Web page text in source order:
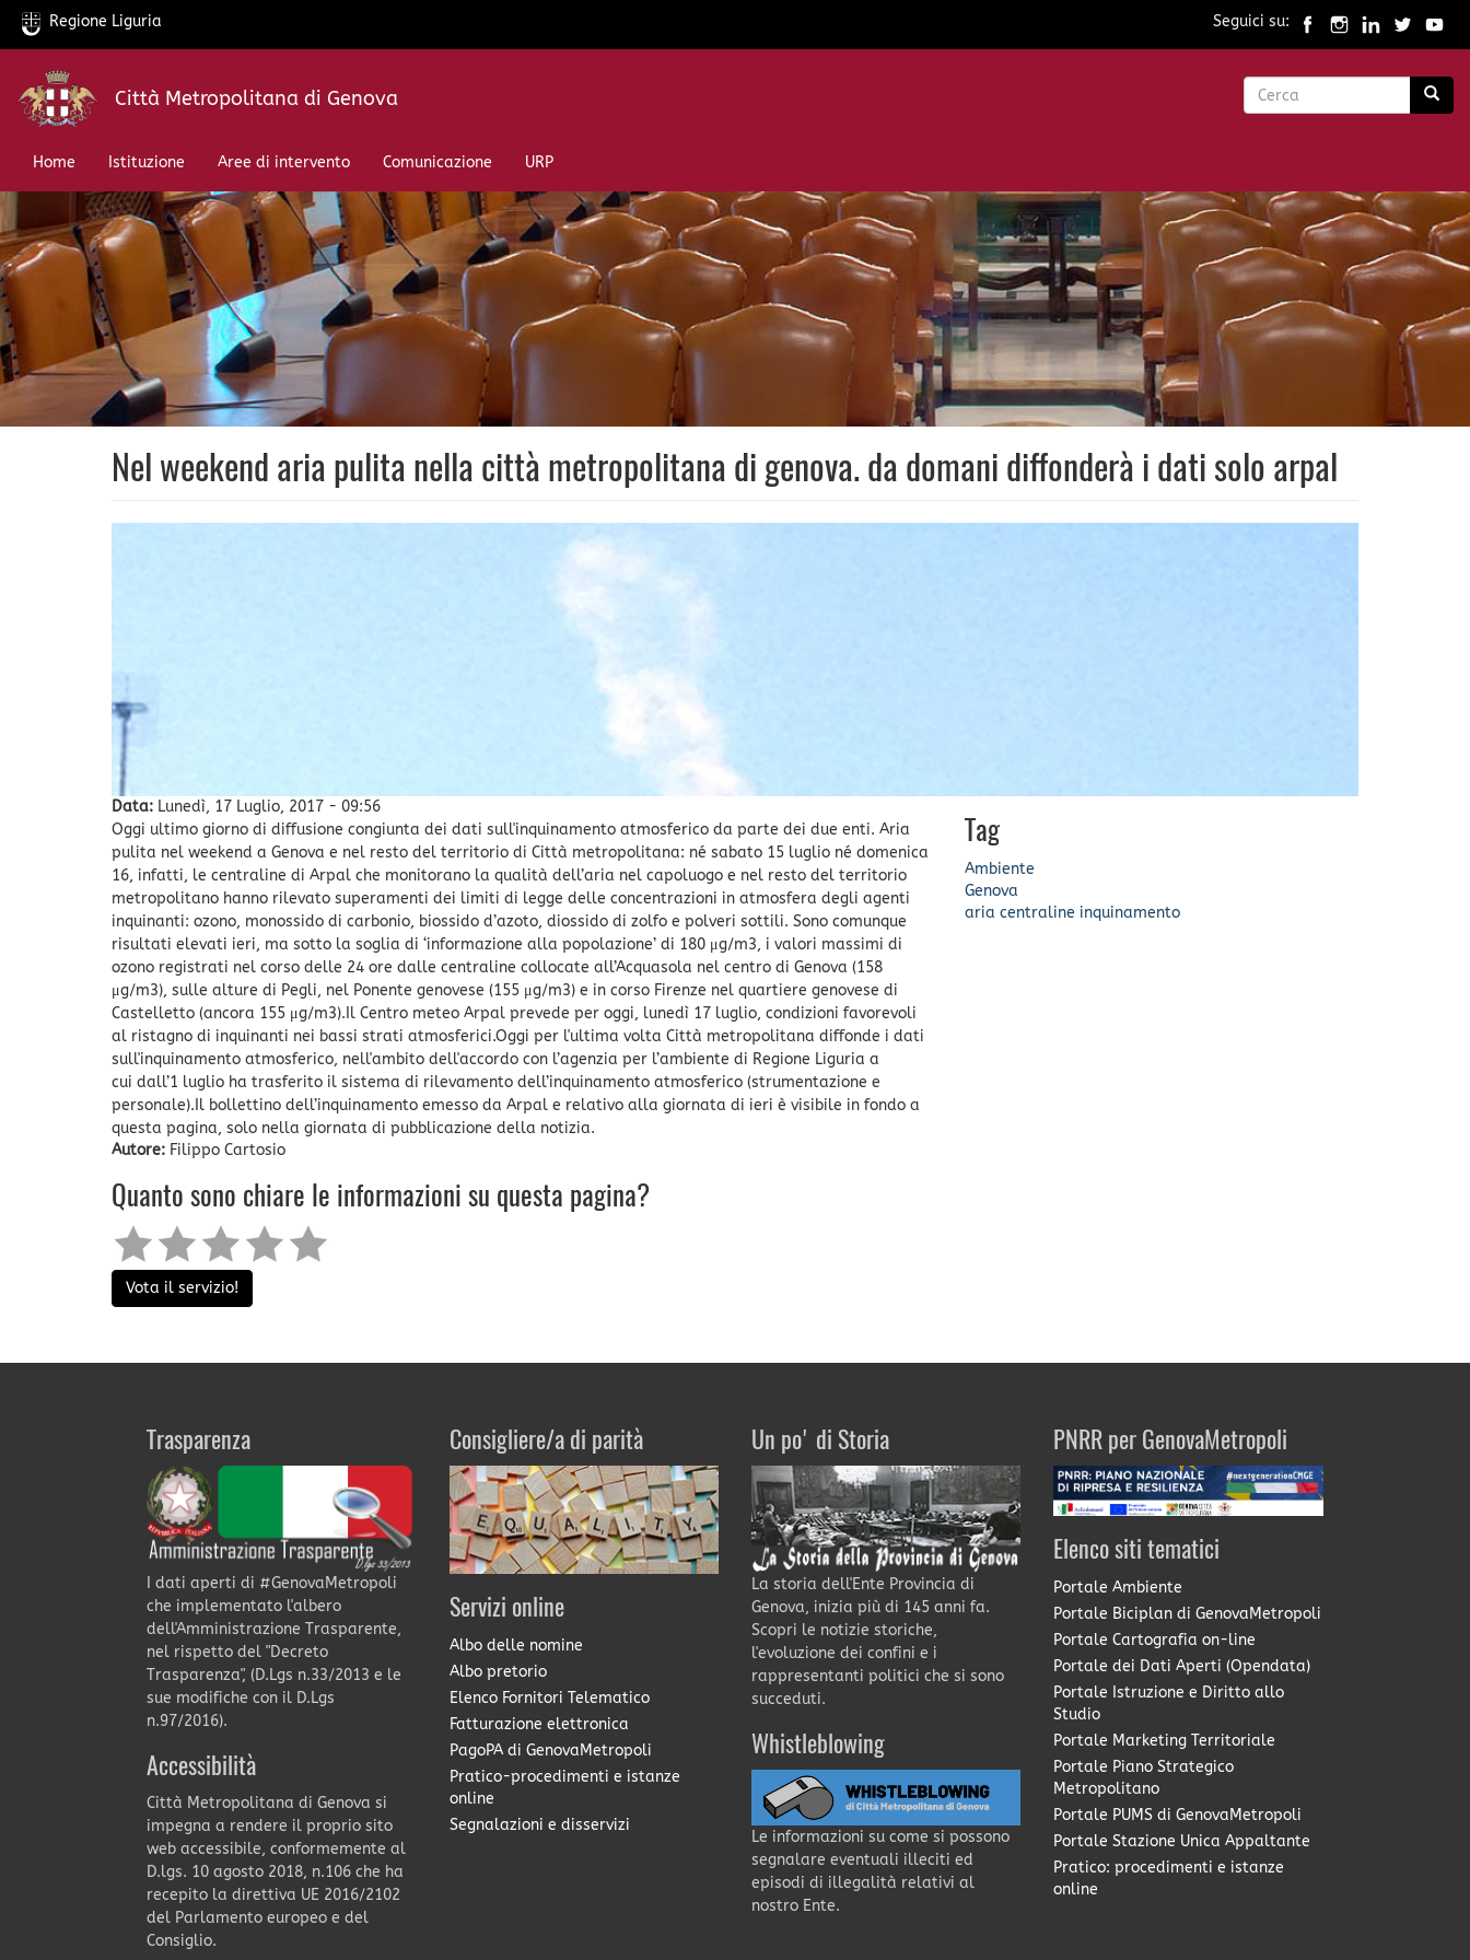
Salta
contenuto
Regione Liguria Seguici su:
Città Metropolitana di Genova
Form
Home
Istituzione Aree di intervento Comunicazione URP
Nel weekend aria pulita nella città metropolitana di genova. da domani diffonderà i dati solo arpal
Data: Lunedì, 17 Luglio, 2017 - 09:56
Oggi ultimo giorno di diffusione congiunta dei dati sull'inquinamento atmosferico da parte dei due enti. Aria
pulita nel weekend a Genova e nel resto del territorio di Città metropolitana: né sabato 15 luglio né domenica
16, infatti, le centraline di Arpal che monitorano la qualità dell’aria nel capoluogo e nel resto del territorio
metropolitano hanno rilevato superamenti dei limiti di legge delle concentrazioni in atmosfera degli agenti
inquinanti: ozono, monossido di carbonio, biossido d’azoto, diossido di zolfo e polveri sottili. Sono comunque
risultati elevati ieri, ma sotto la soglia di ‘informazione alla popolazione’ di 180 μg/m3, i valori massimi di
ozono registrati nel corso delle 24 ore dalle centraline collocate all’Acquasola nel centro di Genova (158
μg/m3), sulle alture di Pegli, nel Ponente genovese (155 μg/m3) e in corso Firenze nel quartiere genovese di
Castelletto (ancora 155 μg/m3).Il Centro meteo Arpal prevede per oggi, lunedì 17 luglio, condizioni favorevoli
al ristagno di inquinanti nei bassi strati atmosferici.Oggi per l'ultima volta Città metropolitana diffonde i dati
sull'inquinamento atmosferico, nell'ambito dell'accordo con l’agenzia per l’ambiente di Regione Liguria a
cui dall’1 luglio ha trasferito il sistema di rilevamento dell’inquinamento atmosferico (strumentazione e
personale).Il bollettino dell’inquinamento emesso da Arpal e relativo alla giornata di ieri è visibile in fondo a
questa pagina, solo nella giornata di pubblicazione della notizia.
Autore: Filippo Cartosio
Tag
Ambiente
Genova
aria centraline inquinamento
Quanto sono chiare le informazioni su questa pagina?
Vota il servizio!
Trasparenza
I dati aperti di #GenovaMetropoli
che implementato l'albero
dell'Amministrazione Trasparente,
nel rispetto del "Decreto
Trasparenza", (D.Lgs n.33/2013 e le
sue modifiche con il D.Lgs
n.97/2016).
Accessibilità
Città Metropolitana di Genova si
impegna a rendere il proprio sito
web accessibile, conformemente al
D.lgs. 10 agosto 2018, n.106 che ha
recepito la direttiva UE 2016/2102
del Parlamento europeo e del
Consiglio.
Consigliere/a di parità
Servizi online
Albo delle nomine
Albo pretorio
Elenco Fornitori Telematico
Fatturazione elettronica
PagoPA di GenovaMetropoli
Pratico-procedimenti e istanze
online
Segnalazioni e disservizi
Un po' di Storia
La storia dell'Ente Provincia di
Genova, inizia più di 145 anni fa.
Scopri le notizie storiche,
l'evoluzione dei confini e i
rappresentanti politici che si sono
succeduti.
Whistleblowing
Le informazioni su come si possono
segnalare eventuali illeciti ed
episodi di illegalità relativi al
nostro Ente.
PNRR per GenovaMetropoli
Elenco siti tematici
Portale Ambiente
Portale Biciplan di GenovaMetropoli
Portale Cartografia on-line
Portale dei Dati Aperti (Opendata)
Portale Istruzione e Diritto allo
Studio
Portale Marketing Territoriale
Portale Piano Strategico
Metropolitano
Portale PUMS di GenovaMetropoli
Portale Stazione Unica Appaltante
Pratico: procedimenti e istanze
online